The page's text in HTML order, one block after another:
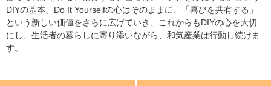
DIYの基本、Do It Yourselfの心はそのままに、「喜びを共有する」
という新しい価値をさらに広げていき、これからもDIYの心を大切
にし、生活者の暮らしに寄り添いながら、和気産業は行動し続けま
す。